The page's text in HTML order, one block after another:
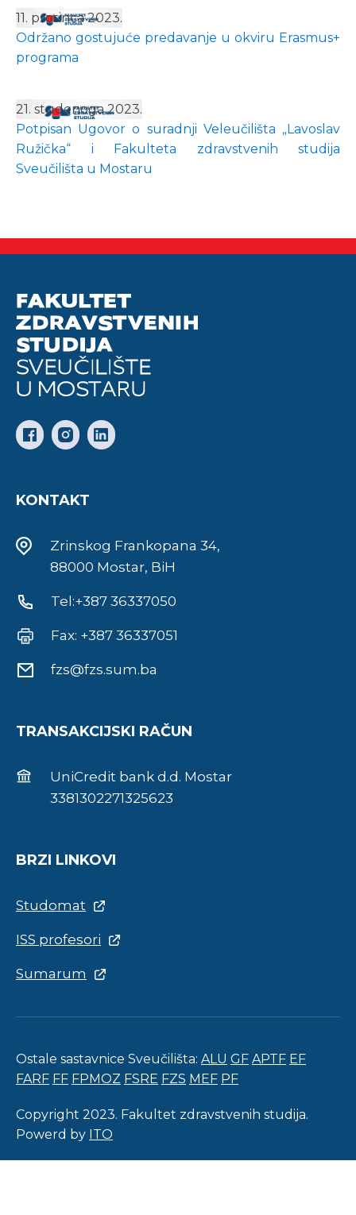
11. prosinca 2023.
Održano gostujuće predavanje u okviru Erasmus+
programa
21. studenoga 2023.
Potpisan Ugovor o suradnji Veleučilišta „Lavoslav
Ružička“ i Fakulteta zdravstvenih studija
Sveučilišta u Mostaru
KONTAKT
Zrinskog Frankopana 34,
88000 Mostar, BiH
Tel:+387 36337050
Fax: +387 36337051
fzs@fzs.sum.ba
TRANSAKCIJSKI RAČUN
UniCredit bank d.d. Mostar
3381302271325623
BRZI LINKOVI
Studomat
ISS profesori
Sumarum
Ostale sastavnice Sveučilišta: ALU GF APTF EF
FARF FF FPMOZ FSRE FZS MEF PF
Copyright 2023. Fakultet zdravstvenih studija.
Powerd by ITO